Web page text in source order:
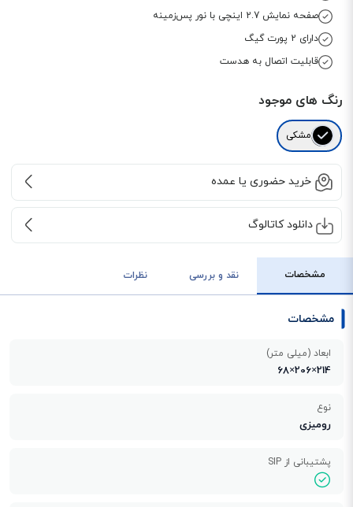
صفحه نمایش 2.7 اینچی با نور پس‌زمینه
دارای 2 پورت گیگ
قابلیت اتصال به هدست
رنگ های موجود
مشکی
خرید حضوری یا عمده
دانلود کاتالوگ
مشخصات نقد و بررسی نظرات
مشخصات
ابعاد (میلی متر)
214×206×68
نوع
رومیزی
پشتیبانی از SIP